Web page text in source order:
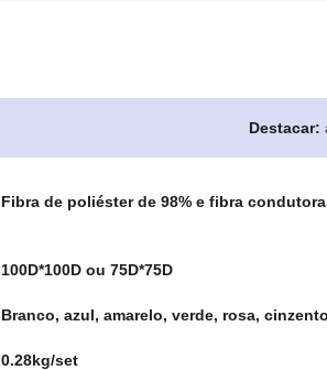
Destacar:
Fibra de poliéster de 98% e fibra
100D*100D ou 75D*75D
Branco, azul, amarelo, verde, rosa,
0.28kg/set